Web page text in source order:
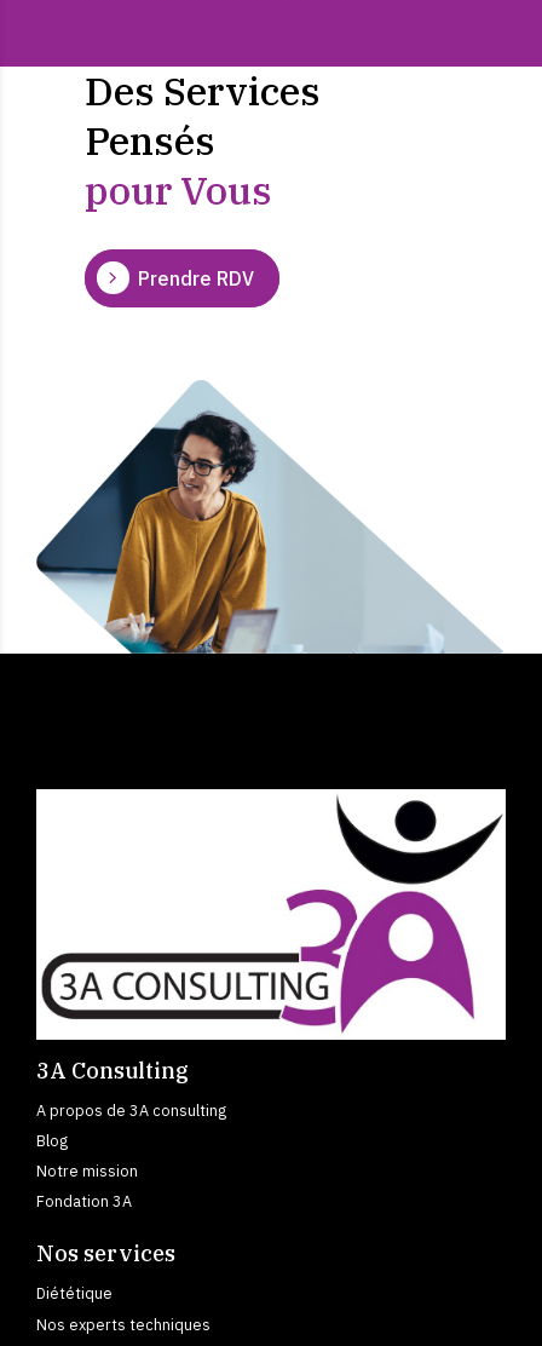
Des Services
Pensés
pour Vous
Prendre RDV
3A Consulting
A propos de 3A consulting
Blog
Notre mission
Fondation 3A
Nos services
Diététique
Nos experts techniques